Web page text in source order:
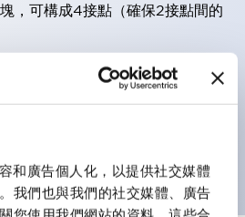
和廣告個人化，以提供社交媒體
我們也與我們的社交媒體、廣告
，可構成4接點（確保2接點間的
段接點塊）、59.9mm（※22段
間設計。